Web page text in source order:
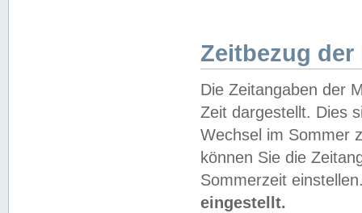
Zeitbezug der
Die Zeitangaben der
Zeit dargestellt. Dies
Wechsel im Sommer
können Sie die
Sommerzeit
eingestellt.